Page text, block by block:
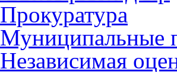
Прокуратура
Муниципальные
Независимая